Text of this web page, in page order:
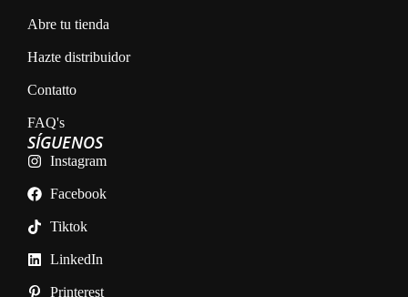
Abre tu tienda
Hazte distribuidor
Contatto
FAQ's
SÍGUENOS
Instagram
Facebook
Tiktok
LinkedIn
Printerest